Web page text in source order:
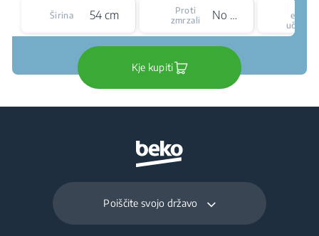
Širina 54 cm
Proti
zmrzali
No Frost
Kje kupiti
Poiščite svojo državo